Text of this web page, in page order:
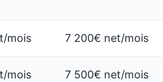
mois 7 200€ net/mois
mois 7 500€ net/mois